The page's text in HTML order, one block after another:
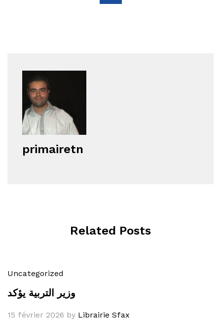
primairetn
Related Posts
Uncategorized
وزير التربية يؤكد
15 février 2026 by Librairie Sfax